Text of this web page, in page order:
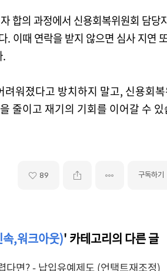
합의 과정에서 신용회복위원회 담당
. 이때 연락을 받지 않으면 심사 지연
.
려워졌다고 방치하지 말고, 신용회
줄이고 재기의 기회를 이어갈 수
89 구독하기
,워크아웃)' 카테고리의 다른 글
다면? - 납입유예제도 (언택트재조정)